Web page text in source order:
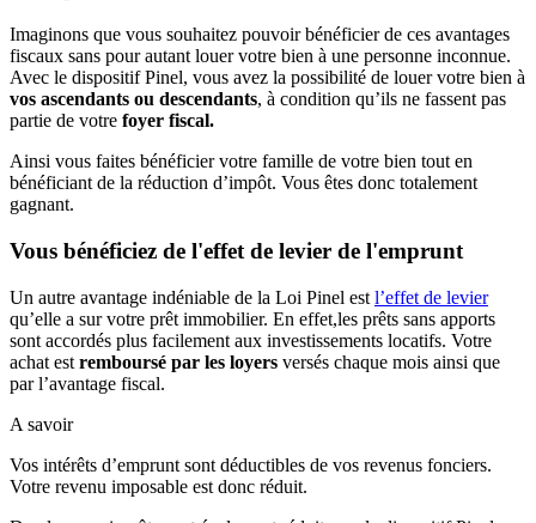
Imaginons que vous souhaitez pouvoir bénéficier de ces avantages
fiscaux sans pour autant louer votre bien à une personne inconnue.
Avec le dispositif Pinel, vous avez la possibilité de louer votre bien à
vos ascendants ou descendants, à condition qu’ils ne fassent pas
partie de votre foyer fiscal.
Ainsi vous faites bénéficier votre famille de votre bien tout en
bénéficiant de la réduction d’impôt. Vous êtes donc totalement
gagnant.
Vous bénéficiez de l'effet de levier de l'emprunt
Un autre avantage indéniable de la Loi Pinel est l’effet de levier
qu’elle a sur votre prêt immobilier. En effet,les prêts sans apports
sont accordés plus facilement aux investissements locatifs. Votre
achat est remboursé par les loyers versés chaque mois ainsi que
par l’avantage fiscal.
A savoir
Vos intérêts d’emprunt sont déductibles de vos revenus fonciers.
Votre revenu imposable est donc réduit.